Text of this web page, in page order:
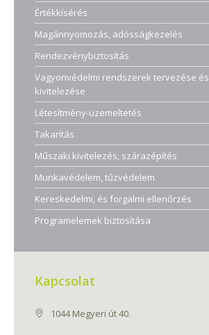
Értékkísérés
Magánnyomozás, adósságkezelés
Rendezvénybiztosítás
Vagyonvédelmi rendszerek tervezése és
kivitelezése
Létesítmény-üzemeltetés
Takarítás
Műszaki kivitelezés, szárazépítés
Munkavédelem, tűzvédelem
Kereskedelmi, és forgalmi ellenőrzés
Programelemek biztosítása
Kapcsolat
1044 Megyeri út 40.